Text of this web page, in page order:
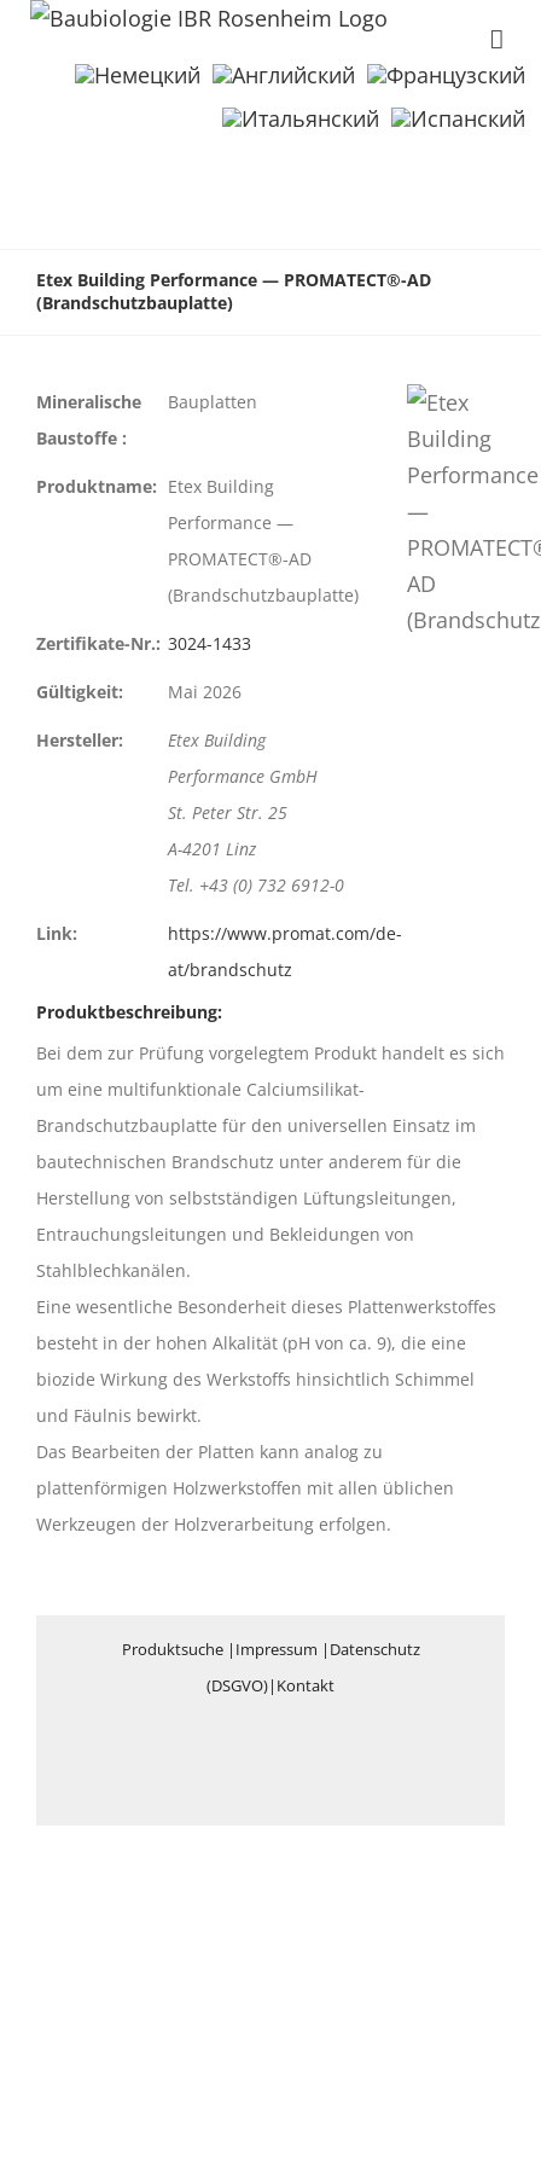
Etex Building Performance — PROMATECT®-AD
(Brandschutzbauplatte)
Mineralische
Baustoffe :
Bauplatten
Produktname: Etex Building
Performance —
PROMATECT®-AD
(Brandschutzbauplatte)
Zertifikate-Nr.: 3024-1433
Gültigkeit: Mai 2026
Hersteller:
Etex Building
Performance GmbH
St. Peter Str. 25
A-4201 Linz
Tel. +43 (0) 732 6912-0
Link:
https://www.promat.com/de-
at/brandschutz
Produktbeschreibung:
Bei dem zur Prüfung vorgelegtem Produkt handelt es sich
um eine multifunktionale Calciumsilikat-
Brandschutzbauplatte für den universellen Einsatz im
bautechnischen Brandschutz unter anderem für die
Herstellung von selbstständigen Lüftungsleitungen,
Entrauchungsleitungen und Bekleidungen von
Stahlblechkanälen.
Eine wesentliche Besonderheit dieses Plattenwerkstoffes
besteht in der hohen Alkalität (pH von ca. 9), die eine
biozide Wirkung des Werkstoffs hinsichtlich Schimmel
und Fäulnis bewirkt.
Das Bearbeiten der Platten kann analog zu
plattenförmigen Holzwerkstoffen mit allen üblichen
Werkzeugen der Holzverarbeitung erfolgen.
Produktsuche| Impressum | Datenschutz
(DSGVO)| Kontakt